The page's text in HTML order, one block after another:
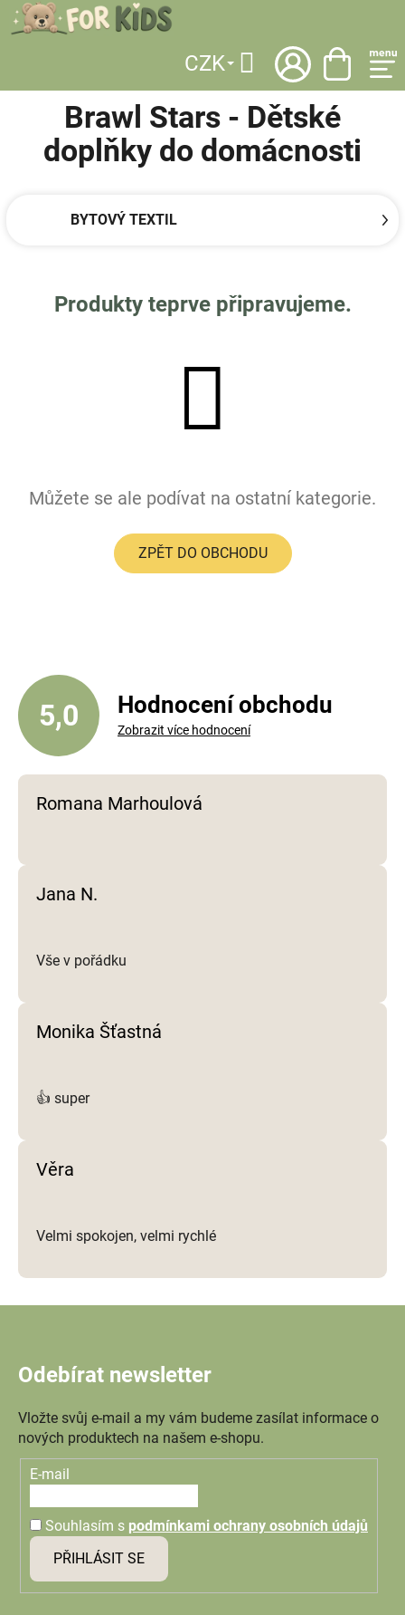
Přejít
na
CZK
Hledat
/ DĚTSKÉ DOPLŇKY DO DOMÁCNOSTI
Brawl Stars - Dětské
doplňky do domácnosti
BYTOVÝ TEXTIL
Produkty teprve připravujeme.
Můžete se ale podívat na ostatní kategorie.
ZPĚT DO OBCHODU
5,0 Hodnocení obchodu
Zobrazit více hodnocení
Romana Marhoulová
Jana N.
Vše v pořádku
Monika Šťastná
👍 super
Věra
Velmi spokojen, velmi rychlé
Odebírat newsletter
Vložte svůj e-mail a my vám budeme zasílat informace o
nových produktech na našem e-shopu.
E-mail
Souhlasím s podmínkami ochrany osobních údajů
PŘIHLÁSIT SE